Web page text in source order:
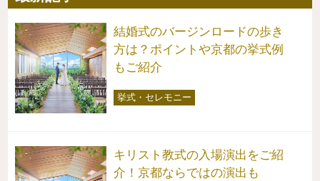
結婚式のバージンロードの歩き
方は？ポイントや京都の挙式例
もご紹介
挙式・セレモニー
キリスト教式の入場演出をご紹
介！京都ならではの演出も